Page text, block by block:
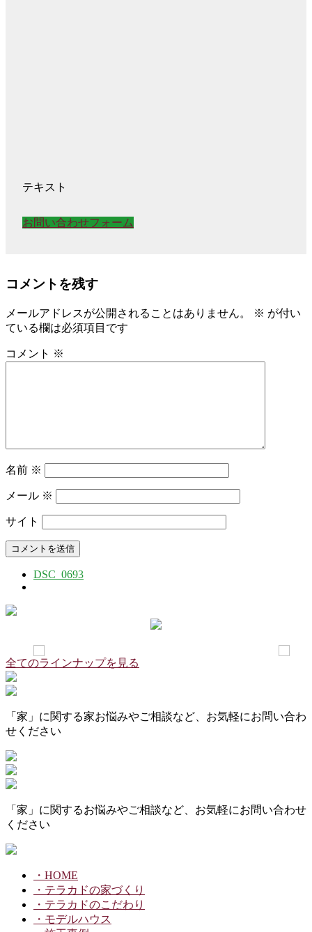
テキスト
お問い合わせフォーム
コメントを残す
メールアドレスが公開されることはありません。 ※ が付い
ている欄は必須項目です
コメント ※
名前 ※
メール ※
サイト
DSC_0693
全てのラインナップを見る
「家」に関する家お悩みやご相談など、お気軽にお問い合わ
せください
「家」に関するお悩みやご相談など、お気軽にお問い合わせ
ください
・HOME
・テラカドの家づくり
・テラカドのこだわり
・モデルハウス